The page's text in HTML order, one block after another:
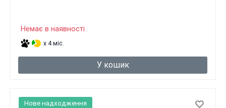
Немає в наявності
x 4 міс.
У кошик
Нове надходження